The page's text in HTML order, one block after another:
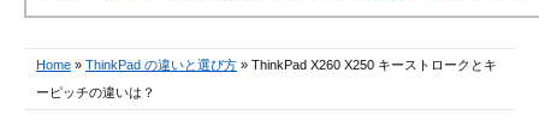
Home » ThinkPad の違いと選び方 » ThinkPad X260 X250 キーストロークとキ
ーピッチの違いは？